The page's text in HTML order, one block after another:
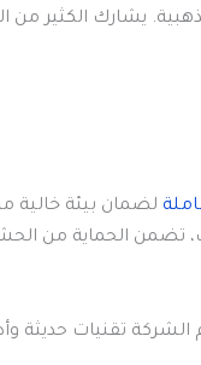
يشارك الكثير من
لضمان بيئة خالية
تضمن الحماية من
تقنيات حديثة